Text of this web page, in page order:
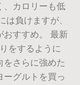
、カロリーも低
は負けますが、
おすすめ。 最新
をするように
をさらに強めた
ーグルトを買っ